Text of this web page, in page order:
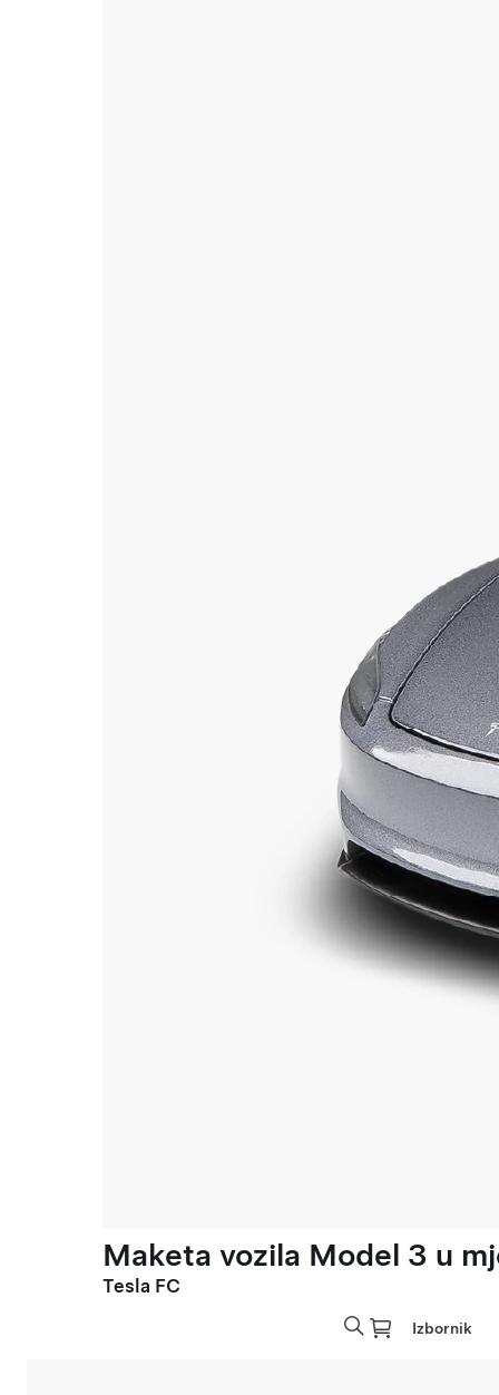
Maketa vozila Model 3 u
Tesla FC
Izbornik